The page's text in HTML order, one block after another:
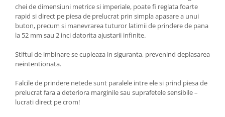
chei de dimensiuni metrice si imperiale, poate fi reglata foarte
rapid si direct pe piesa de prelucrat prin simpla apasare a unui
buton, precum si manevrarea tuturor latimii de prindere de pana
la 52 mm sau 2 inci datorita ajustarii infinite.
Stiftul de imbinare se cupleaza in siguranta, prevenind deplasarea
neintentionata.
Falcile de prindere netede sunt paralele intre ele si prind piesa de
prelucrat fara a deteriora marginile sau suprafetele sensibile –
lucrati direct pe crom!